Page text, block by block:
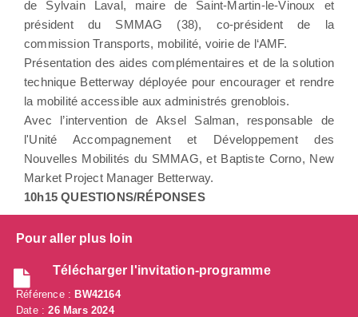
de Sylvain Laval, maire de Saint-Martin-le-Vinoux et
président du SMMAG (38), co-président de la
commission Transports, mobilité, voirie de l‘AMF.
Présentation des aides complémentaires et de la solution
technique Betterway déployée pour encourager et rendre
la mobilité accessible aux administrés grenoblois.
Avec l’intervention de Aksel Salman, responsable de
l'Unité Accompagnement et Développement des
Nouvelles Mobilités du SMMAG, et Baptiste Corno, New
Market Project Manager Betterway.
10h15 QUESTIONS/RÉPONSES
Pour aller plus loin
Télécharger l'invitation-programme
Référence : BW42164
Date :26 Mars 2024